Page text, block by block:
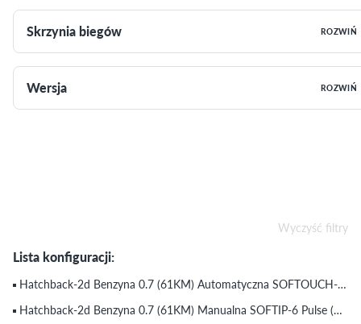
Skrzynia biegów ROZWIŃ
Wersja ROZWIŃ
Wyczyść filtry
Lista konfiguracji:
Hatchback-2d Benzyna 0.7 (61KM) Automatyczna SOFTOUCH-6 Passion (do 30.12.2006)
Hatchback-2d Benzyna 0.7 (61KM) Manualna SOFTIP-6 Pulse (do 30.12.2006)